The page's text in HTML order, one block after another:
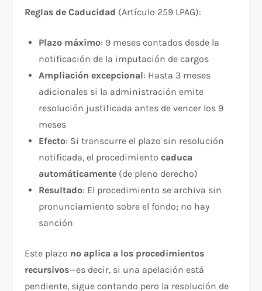
Reglas de Caducidad (Artículo 259 LPAG):
Plazo máximo: 9 meses contados desde la
notificación de la imputación de cargos
Ampliación excepcional: Hasta 3 meses
adicionales si la administración emite
resolución justificada antes de vencer los 9
meses
Efecto: Si transcurre el plazo sin resolución
notificada, el procedimientocaduca
automáticamente (de pleno derecho)
Resultado: El procedimiento se archiva sin
pronunciamiento sobre el fondo; no hay
sanción
Este plazo no aplica a los procedimientos
recursivos—es decir, si una apelación está
pendiente, sigue contando pero la resolución de